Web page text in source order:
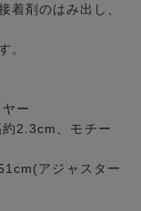
着剤のはみ出し、
。
ー
2.3cm、モチー
アジャスター